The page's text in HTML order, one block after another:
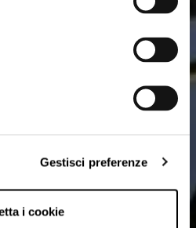
Gestisci preferenze
i cookie